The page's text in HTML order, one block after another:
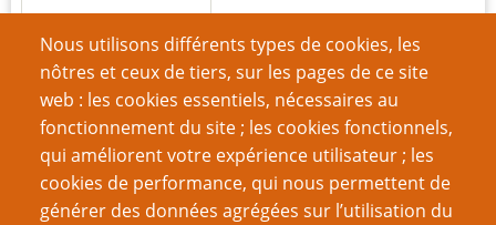
Nous utilisons différents types de cookies, les
nôtres et ceux de tiers, sur les pages de ce site
web : les cookies essentiels, nécessaires au
fonctionnement du site ; les cookies fonctionnels,
qui améliorent votre expérience utilisateur ; les
cookies de performance, qui nous permettent de
générer des données agrégées sur l’utilisation du
Mot de passe
Créer un nouveau compte